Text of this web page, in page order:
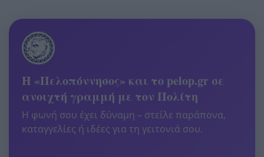
Η «Πελοπόννησος» και το pelop.gr σε
ανοιχτή γραμμή με τον Πολίτη
Η φωνή σου έχει δύναμη – στείλε παράπονα,
καταγγελίες ή ιδέες για τη γειτονιά σου.